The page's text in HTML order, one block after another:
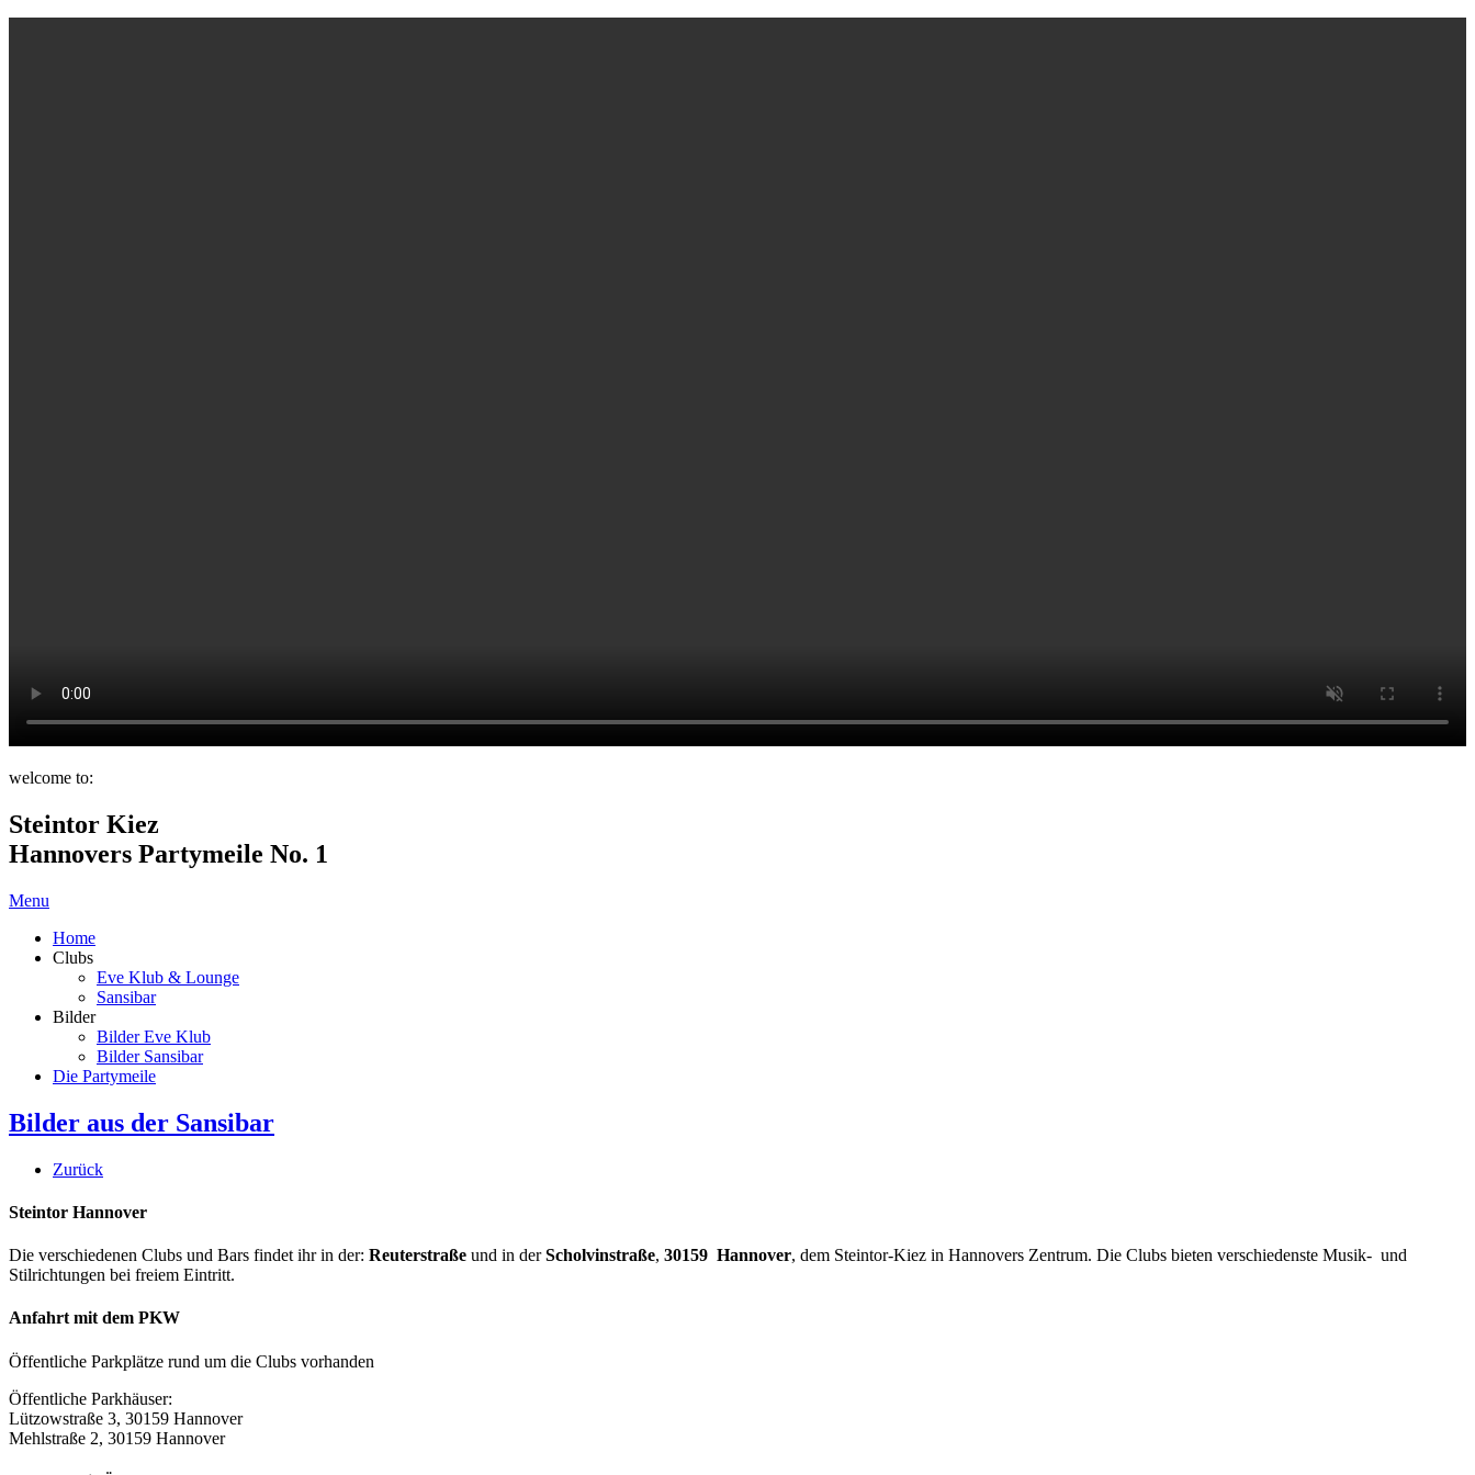
welcome to:
Steintor Kiez
Hannovers Partymeile No. 1
Menu
Home
Clubs
Eve Klub & Lounge
Sansibar
Bilder
Bilder Eve Klub
Bilder Sansibar
Die Partymeile
Bilder aus der Sansibar
Zurück
Steintor Hannover
Die verschiedenen Clubs und Bars findet ihr in der: Reuterstraße und in derScholvinstraße, 30159 Hannover, dem Steintor-Kiez in Hannovers Zentrum. Die Clubs bieten verschiedenste Musik- und
Stilrichtungen bei freiem Eintritt.
Anfahrt mit dem PKW
Öffentliche Parkplätze rund um die Clubs vorhanden
Öffentliche Parkhäuser:
Lützowstraße 3, 30159 Hannover
Mehlstraße 2, 30159 Hannover